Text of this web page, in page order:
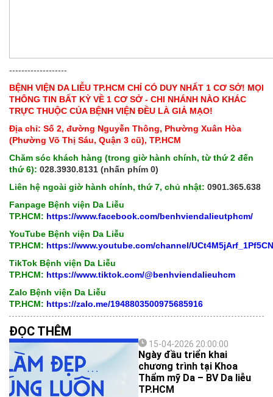
-------------------
BỆNH VIỆN DA LIỄU TP.HCM CHỈ CÓ DUY NHẤT 1 CƠ SỞ! MỌI
THÔNG TIN BẤT KỲ VỀ 1 CƠ SỞ - CHI NHÁNH NÀO KHÁC
TRỰC THUỘC CỦA BỆNH VIỆN ĐỀU LÀ GIẢ MẠO!
Địa chỉ: Số 2, đường Nguyễn Thông, Phường Xuân Hòa
(Phường Võ Thị Sáu, Quận 3 cũ), TP.HCM
Chăm sóc khách hàng (trong giờ hành chính, từ thứ 2 đến
thứ 6): 028.3930.8131 (nhấn phím 0)
Liên hệ ngoài giờ hành chính, thứ 7, chủ nhật: 0901.365.638
Fanpage Bệnh viện Da Liễu
TP.HCM: https://www.facebook.com/benhviendalieutphcm/
YouTube Bệnh viện Da Liễu
TP.HCM: https://www.youtube.com/channel/
TikTok Bệnh viện Da Liễu
TP.HCM: https://www.tiktok.com/@benhviendalieuhcm
Zalo Bệnh viện Da Liễu
TP.HCM: https://zalo.me/1948803500975685916
ĐỌC THÊM
15-04-2026 20:00:00
Ngày đầu triển khai
chương trình tại Khoa
Thẩm mỹ Da – BV Da liễu
TP.HCM